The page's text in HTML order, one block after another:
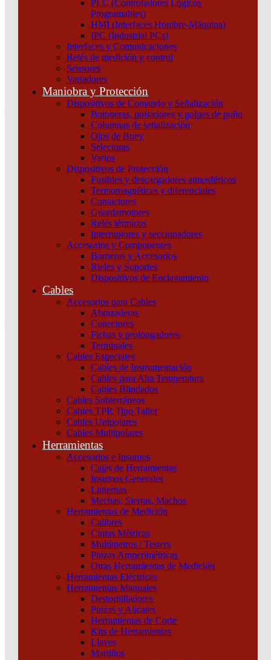
PLC (Controladores Lógicos
Programables)
HMI (Interfaces Hombre-Máquina)
IPC (Industrial PCs)
Interfaces y Comunicaciones
Relés de medición y control
Sensores
Variadores
Maniobra y Protección
Dispositivos de Comando y Señalización
Botoneras, pulsadores y golpes de puño
Columnas de señalización
Ojos de Buey
Selectoras
Varios
Dispositivos de Protección
Fusibles y descargadores atmosféricos
Termomagnéticas y diferenciales
Contactores
Guardamotores
Relés térmicos
Interruptores y seccionadores
Accesorios y Componentes
Borneras y Accesorios
Rieles y Soportes
Dispositivos de Enclavamiento
Cables
Accesorios para Cables
Abrazaderas
Conectores
Fichas y prolongadores
Terminales
Cables Especiales
Cables de Instrumentación
Cables para Alta Temperatura
Cables Blindados
Cables Subterráneos
Cables TPR Tipo Taller
Cables Unipolares
Cables Multipolares
Herramientas
Accesorios e Insumos
Cajas de Herramientas
Insumos Generales
Linternas
Mechas, Sierras, Machos
Herramientas de Medición
Calibres
Cintas Métricas
Multímetros / Testers
Pinzas Amperimétricas
Otras Herramientas de Medición
Herramientas Eléctricas
Herramientas Manuales
Destornilladores
Pinzas y Alicates
Herramientas de Corte
Kits de Herramientas
Llaves
Martillos
Atención por WhatsApp
Tu pedido
¿Que estas buscando hoy?
Atención telefónica
Atención por WhatsApp
Iluminación/Tubos/Tubos LED/TUBO VIDRIO
MACROLED 25W AC185-265V 150CM FRIO 6500K
TUBO VIDRIO MACROLED 25W AC185-265V
150CM FRIO 6500K
Tubos LEDSKU:TL-T8150-25CW
Tubo LED T8 25W, 25.000 horas de vida útil, 2 años de garantía.
ADVERTENCIA: El tubo tiene una conexión unilateral.
TUBO VIDRIO MACROLED 25W AC185-265V 150CM FRIO